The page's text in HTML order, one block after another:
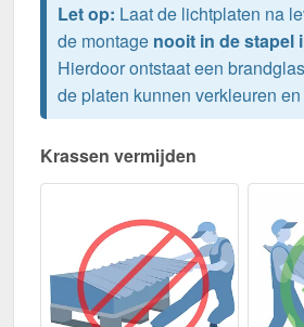
Let op: Laat de lichtplaten na
de montage nooit in de stapel
Hierdoor ontstaat een
de platen kunnen verkleuren
Krassen vermijden